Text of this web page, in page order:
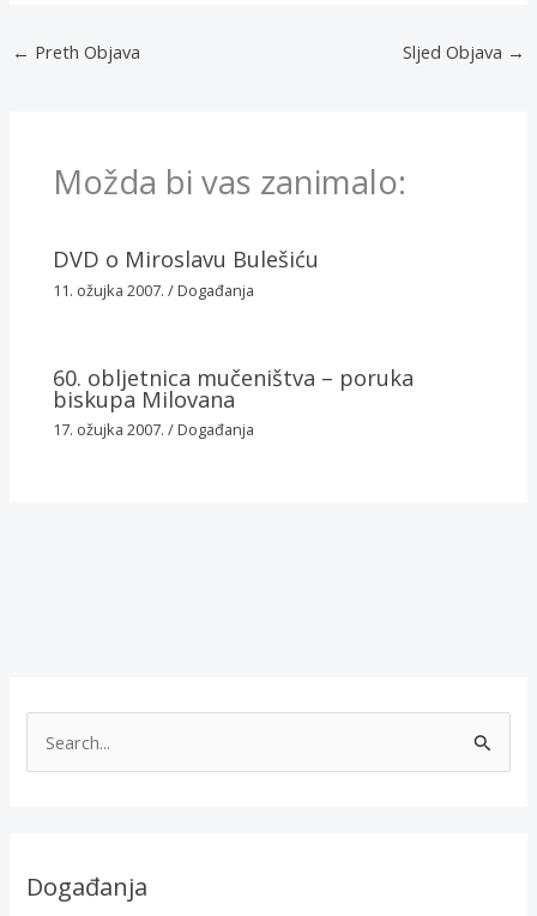
← Preth Objava Sljed Objava →
Možda bi vas zanimalo:
DVD o Miroslavu Bulešiću
11. ožujka 2007./Događanja
60. obljetnica mučeništva – poruka
biskupa Milovana
17. ožujka 2007./Događanja
:Događanja